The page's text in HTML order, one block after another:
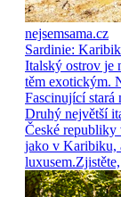
nejsemsama.cz
Sardinie:
Italský ostrov je
těm exotickým.
Fascinující stará
Druhý největší
České republiky
jako v Karibiku,
luxusem.Zjistěte,